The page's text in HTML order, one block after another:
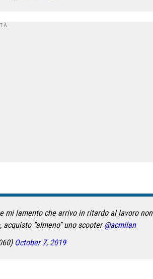
lamento che arrivo in ritardo al lavoro non
“almeno” uno scooter@acmilan
October 7, 2019